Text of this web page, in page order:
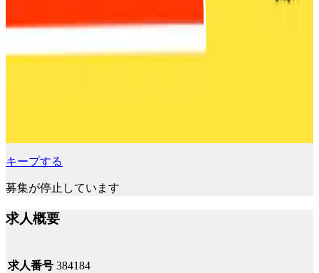
キープする
募集が停止しています
求人概要
求人番号 384184